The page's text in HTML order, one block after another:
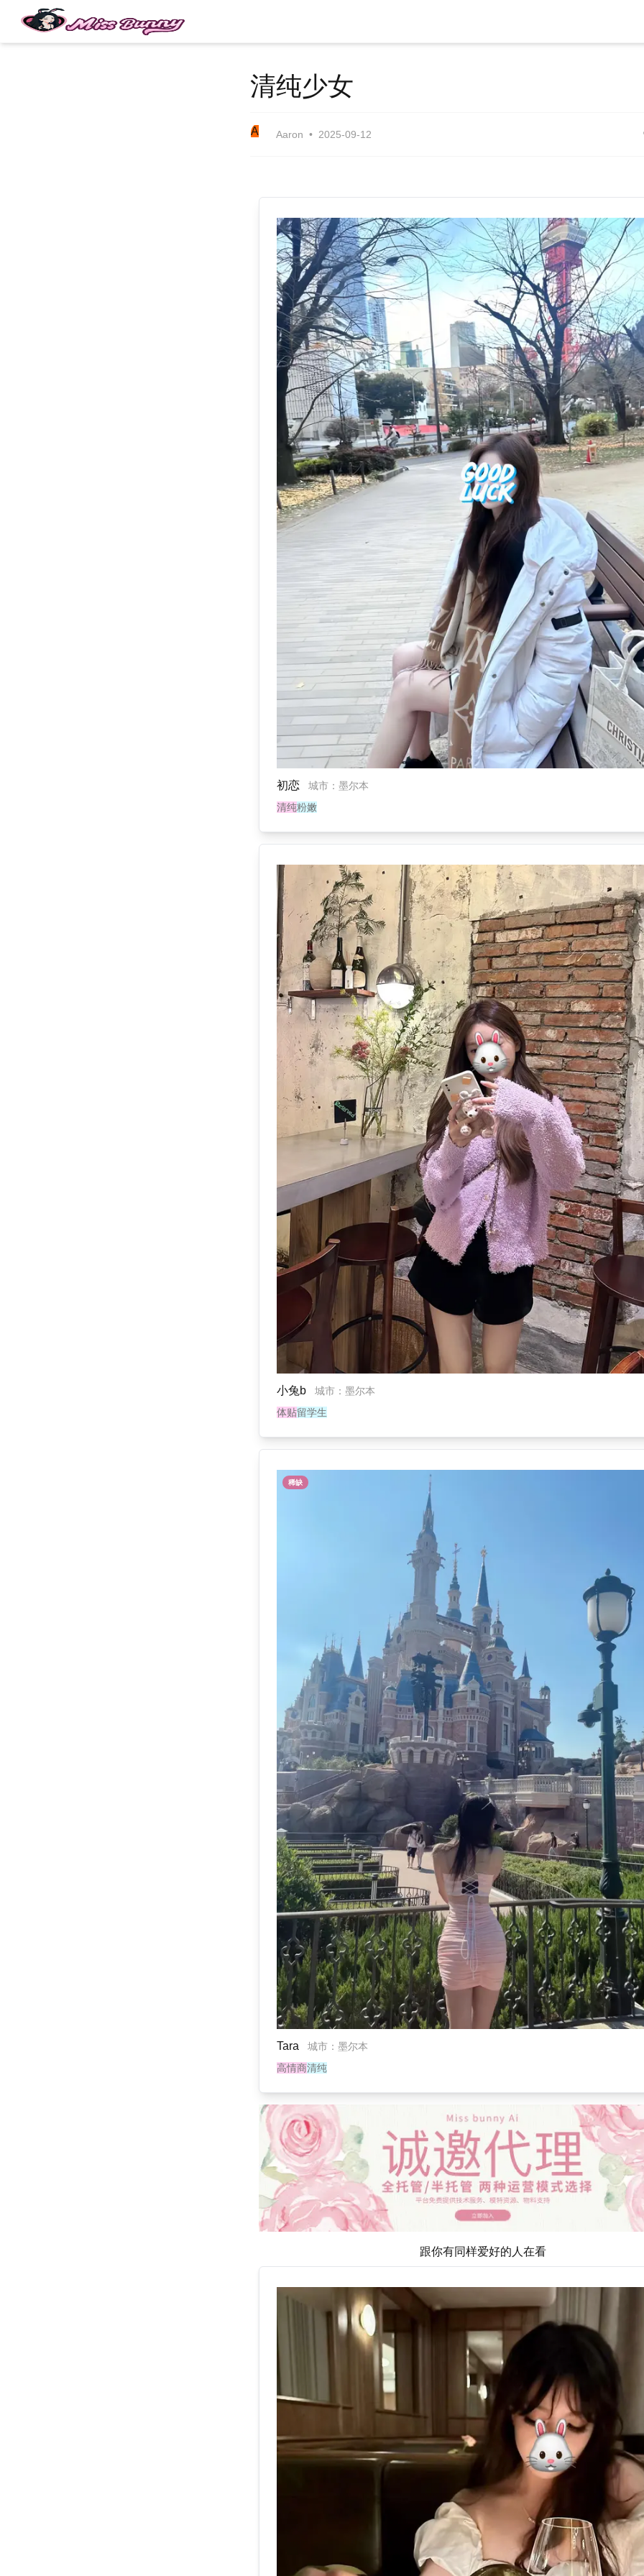
清纯少女
A Aaron 2025-09-12
初恋 城市 ： 墨尔本
清纯粉嫩
小兔b 城市 ： 墨尔本
体贴留学生
稀缺
Tara 城市 ： 墨尔本
高情商清纯
跟你有同样爱好的人在看